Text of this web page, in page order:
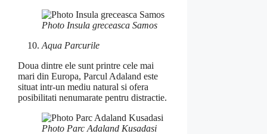
Photo Insula greceasca Samos
Aqua Parcurile
Doua dintre ele sunt printre cele mai
mari din Europa, Parcul Adaland este
situat intr-un mediu natural si ofera
posibilitati nenumarate pentru distractie.
Photo Parc Adaland Kusadasi